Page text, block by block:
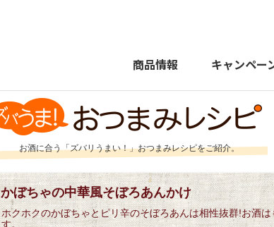
商品情報 キャンペー
お酒に合う「ズバリうまい！」おつまみレシピをご紹介。
かぼちゃの中華風そぼろあんかけ
ホクホクのかぼちゃとピリ辛のそぼろあんは相性抜群!お酒
す。